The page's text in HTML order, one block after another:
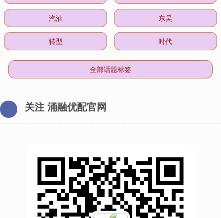
汽油 东吴
转型 时代
全部话题标签
关注 涌融优配官网